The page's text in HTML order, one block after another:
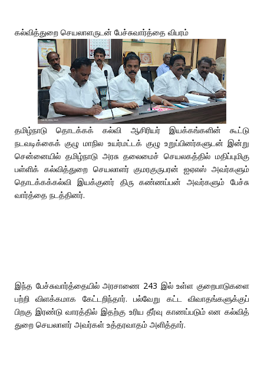
கல்வித்துறை செயலாளருடன் பேச்சுவார்த்தை விபரம்
தமிழ்நாடு தொடக்கக் கல்வி ஆசிரியர் இயக்கங்களின் கூட்டு
நடவடிக்கைக் குழு மாநில உயர்மட்டக் குழு உறுப்பினர்களுடன் இன்று
சென்னையில் தமிழ்நாடு அரசு தலைமைச் செயலகத்தில் மதிப்புமிகு
பள்ளிக் கல்வித்துறை செயலாளர் குமரகுருபரன் ஐஏஎஸ் அவர்களும்
தொடக்கக்கல்வி இயக்குனர் திரு கண்ணப்பன் அவர்களும் பேச்சு
வார்த்தை நடத்தினர்.
இந்த பேச்சுவார்த்தையில் அரசாணை 243 இல் உள்ள குறைபாடுகளை
பற்றி விளக்கமாக கேட்டறிந்தார். பல்வேறு கட்ட விவாதங்களுக்குப்
பிறகு இரண்டு வாரத்தில் இதற்கு உரிய தீர்வு காணப்படும் என கல்வித்
துறை செயலாளர் அவர்கள் உத்தரவாதம் அளித்தார்.